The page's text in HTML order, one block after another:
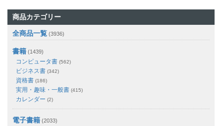
商品カテゴリー
全商品一覧 (3936)
書籍 (1439)
コンピュータ書 (562)
ビジネス書 (342)
資格書 (186)
実用・趣味・一般書 (415)
カレンダー (2)
電子書籍 (2033)